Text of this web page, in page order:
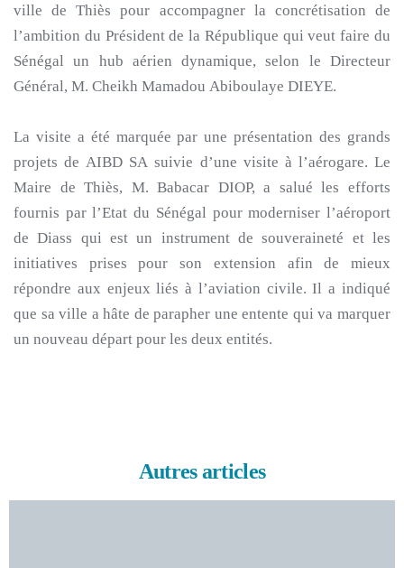
ville de Thiès pour accompagner la concrétisation de
l’ambition du Président de la République qui veut faire du
Sénégal un hub aérien dynamique, selon le Directeur
Général, M. Cheikh Mamadou Abiboulaye DIEYE.
La visite a été marquée par une présentation des grands
projets de AIBD SA suivie d’une visite à l’aérogare. Le
Maire de Thiès, M. Babacar DIOP, a salué les efforts
fournis par l’Etat du Sénégal pour moderniser l’aéroport
de Diass qui est un instrument de souveraineté et les
initiatives prises pour son extension afin de mieux
répondre aux enjeux liés à l’aviation civile. Il a indiqué
que sa ville a hâte de parapher une entente qui va marquer
un nouveau départ pour les deux entités.
Autres articles